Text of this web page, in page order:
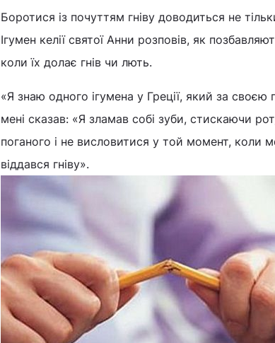
Боротися із почуттям гніву доводиться не
Ігумен келії святої Анни розповів, як
коли їх долає гнів чи лють.
«Я знаю одного ігумена у Греції, який за своєю
мені сказав: «Я зламав собі зуби, стискаючи
поганого і не висловитися у той момент, коли
віддався гніву».